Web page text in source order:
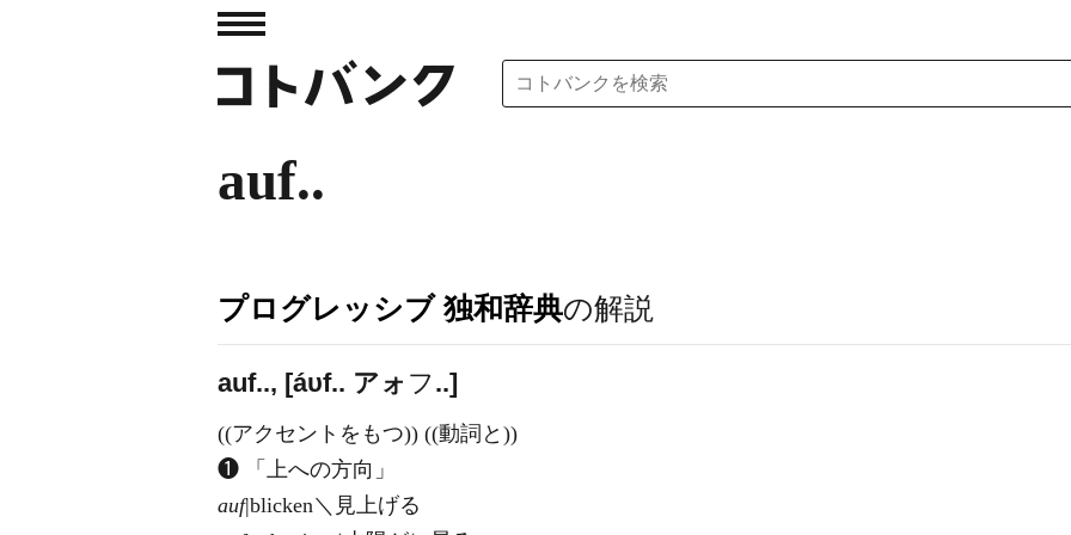
auf..
プログレッシブ 独和辞典の解説
auf.., [áυf.. アォ フ ..]
((アクセントをもつ)) ((動詞と))
❶ 「上への方向」
auf|blicken＼見上げる